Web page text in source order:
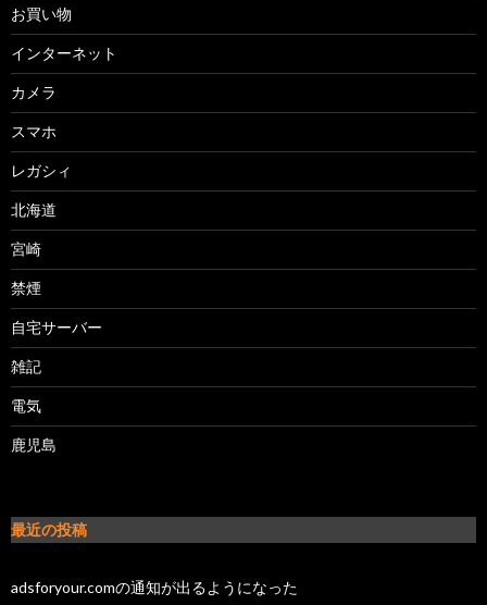
お買い物
インターネット
カメラ
スマホ
レガシィ
北海道
宮崎
禁煙
自宅サーバー
雑記
電気
鹿児島
最近の投稿
adsforyour.comの通知が出るようになった